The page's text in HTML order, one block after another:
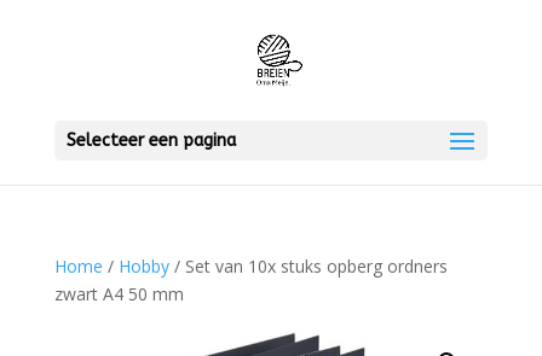
Selecteer een pagina
Home / Hobby/ Set van 10x stuks opberg ordners
zwart A4 50 mm